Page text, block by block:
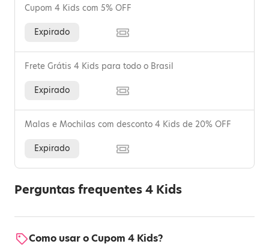
Cupom 4 Kids com 5% OFF
Expirado
Frete Grátis 4 Kids para todo o Brasil
Expirado
Malas e Mochilas com desconto 4 Kids de 20% OFF
Expirado
Perguntas frequentes 4 Kids
Como usar o Cupom 4 Kids?